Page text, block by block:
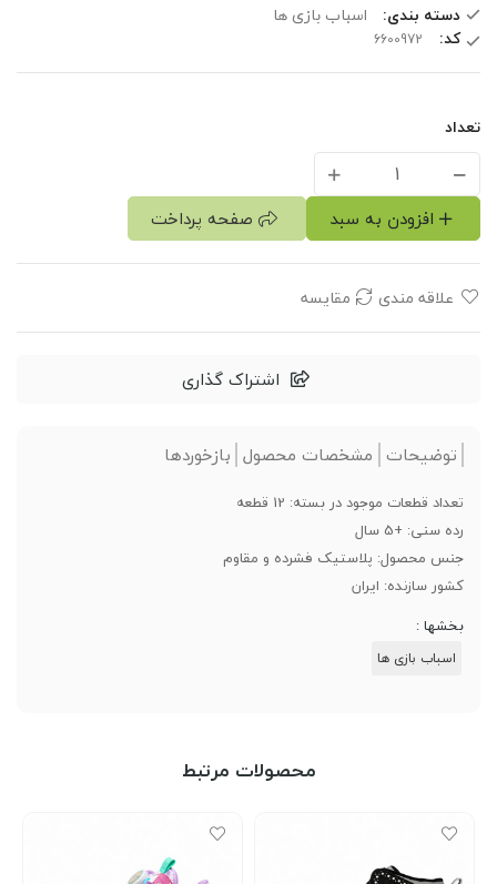
دسته بندی:
اسباب بازی ها
کد:
تعداد
افزودن به سبد صفحه پرداخت
علاقه مندی مقایسه
اشتراک گذاری
توضیحات مشخصات محصول بازخوردها
تعداد قطعات موجود در بسته: 12 قطعه
رده سنی: +5 سال
جنس محصول: پلاستیک فشرده و مقاوم
کشور سازنده: ایران
بخشها :
اسباب بازی ها
محصولات مرتبط